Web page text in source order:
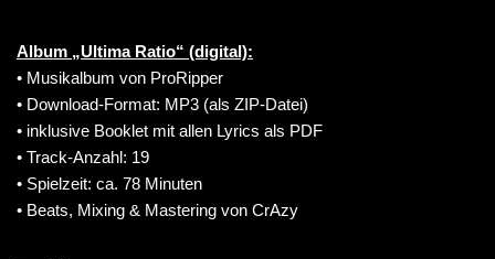
Album „Ultima Ratio“ (digital):
• Musikalbum von ProRipper
• Download-Format: MP3 (als ZIP-Datei)
• inklusive Booklet mit allen Lyrics als PDF
• Track-Anzahl: 19
• Spielzeit: ca. 78 Minuten
• Beats, Mixing & Mastering von CrAzy